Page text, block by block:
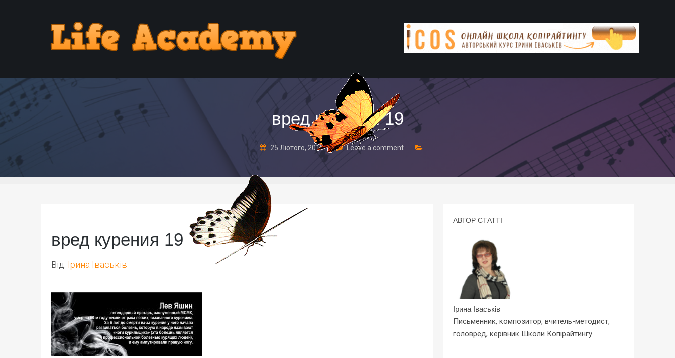
вред курения 19
25 Лютого, 2018 Leave a comment
вред курения 19
Від: Ірина Іваськів
АВТОР СТАТТІ
Ірина Іваськів
Письменник, композитор, вчитель-методист,
головред, керівник Школи Копірайтингу